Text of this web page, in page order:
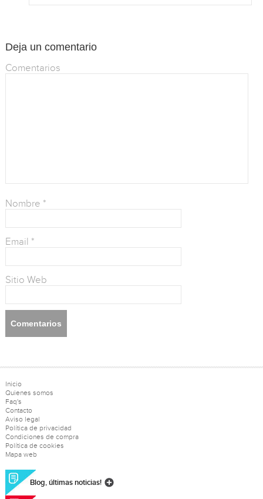
Deja un comentario
Comentarios
Nombre *
Email *
Sitio Web
Inicio
Quienes somos
Faq's
Contacto
Aviso legal
Política de privacidad
Condiciones de compra
Política de cookies
Mapa web
Blog, últimas noticias!